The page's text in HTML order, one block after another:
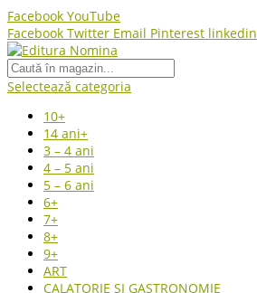
Facebook YouTube
Facebook Twitter Email Pinterest linkedin
Selectează categoria
10+
14 ani+
3 – 4 ani
4 – 5 ani
5 – 6 ani
6+
7+
8+
9+
ART
CALATORIE SI GASTRONOMIE